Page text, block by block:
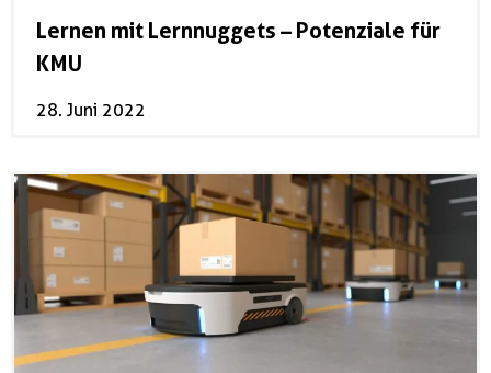
Lernen mit Lernnuggets – Potenziale für
KMU
28. Juni 2022